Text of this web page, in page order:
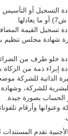
التسجيل أو
تسجيل القيمة المضافة
شهادة مجلس تنظيم
خلو طرف من
إبراء ذمة من الزكاة
الذاتية للشركة
للشركة،
بصورة جيدة.
وعنوانها وأرقام
تقدم المستندات